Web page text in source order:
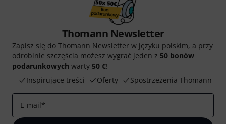
Thomann Newsletter
Zapisz się do Thomann Newsletter w języku polskim, a przy
odrobinie szczęścia możesz wygrać jeden z 50 bonów
podarunkowych warty 50 €!
Inspirujące treści
Oferty Spostrzeżenia Thomann
E-mail*